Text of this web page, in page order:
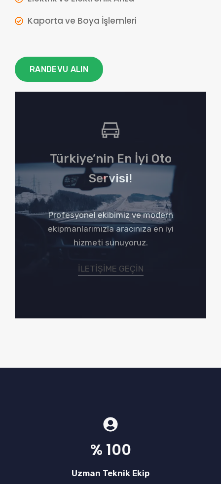
Kaporta ve Boya İşlemleri
RANDEVU ALIN
Türkiye’nin En İyi Oto
Servisi!
Profesyonel ekibimiz ve modern
ekipmanlarımızla aracınıza en iyi
hizmeti sunuyoruz.
ILETIŞIME GEÇIN
% 100
Uzman Teknik Ekip